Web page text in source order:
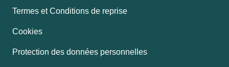
Termes et Conditions de reprise
Cookies
Protection des données personnelles